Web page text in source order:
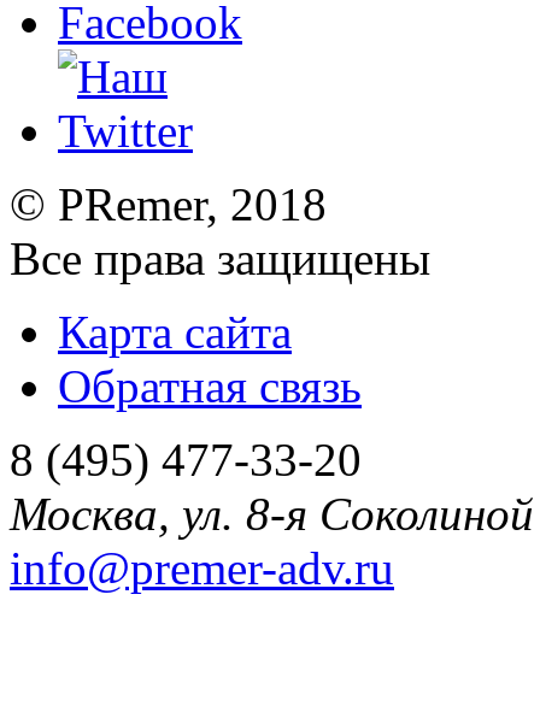
© PRemer, 2018
Все права защищены
Карта сайта
Обратная связь
8 (495) 477-33-20
Москва, ул. 8-я
info@premer-adv.ru